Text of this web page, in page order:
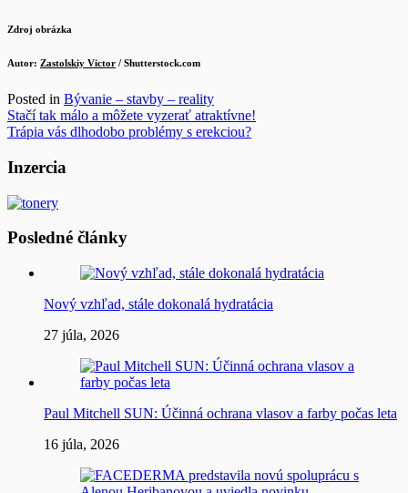
Zdroj obrázka
Autor: Zastolskiy Victor / Shutterstock.com
Posted in Bývanie – stavby – reality
Navigácia
v
článku
Stačí tak málo a môžete vyzerať atraktívne!
Trápia vás dlhodobo problémy s erekciou?
Inzercia
Posledné články
Nový vzhľad, stále dokonalá hydratácia
27 júla, 2026
Paul Mitchell SUN: Účinná ochrana vlasov a farby počas leta
16 júla, 2026